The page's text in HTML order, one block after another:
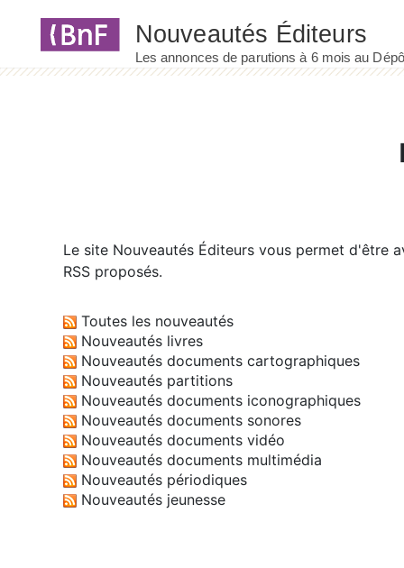
Le site Nouveautés Éditeurs vous permet d'être
RSS proposés.
Toutes les nouveautés
Nouveautés livres
Nouveautés documents cartographiques
Nouveautés partitions
Nouveautés documents iconographiques
Nouveautés documents sonores
Nouveautés documents vidéo
Nouveautés documents multimédia
Nouveautés périodiques
Nouveautés jeunesse